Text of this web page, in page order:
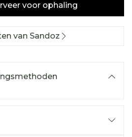
voor ophaling
van Sandoz